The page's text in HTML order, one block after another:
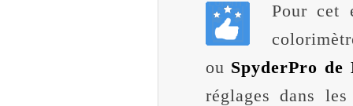
Pour cet
ou SpyderPro de
réglages dans